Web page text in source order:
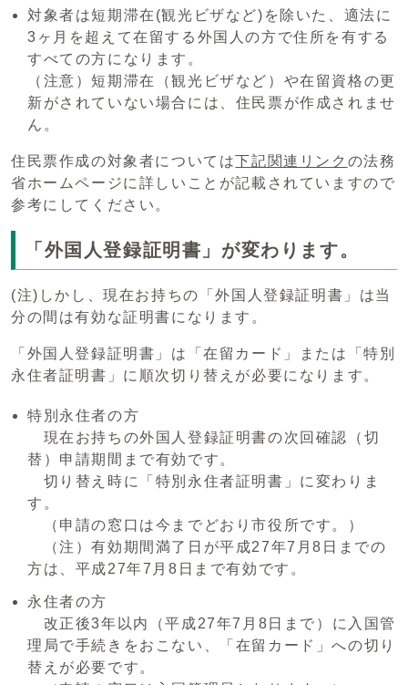
対象者は短期滞在(観光ビザなど)を除いた、適法に
3ヶ月を超えて在留する外国人の方で住所を有する
すべての方になります。
（注意）短期滞在（観光ビザなど）や在留資格の更
新がされていない場合には、住民票が作成されませ
ん。
住民票作成の対象者については下記関連リンク の法務
省ホームページに詳しいことが記載されていますので
参考にしてください。
「外国人登録証明書」が変わります。
(注)しかし、現在お持ちの「外国人登録証明書」は当
分の間は有効な証明書になります。
「外国人登録証明書」は「在留カード」または「特別
永住者証明書」に順次切り替えが必要になります。
特別永住者の方
現在お持ちの外国人登録証明書の次回確認（切
替）申請期間まで有効です。
切り替え時に「特別永住者証明書」に変わりま
す。
（申請の窓口は今までどおり市役所です。）
（注）有効期間満了日が平成27年7月8日までの
方は、平成27年7月8日まで有効です。
永住者の方
改正後3年以内（平成27年7月8日まで）に入国管
理局で手続きをおこない、「在留カード」への切り
替えが必要です。